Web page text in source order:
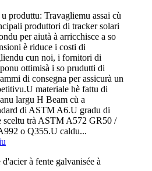
produttu: Travagliemu assai cù
produttori di tracker solari
per aiutà à arricchisce a so
è riduce i costi di
cun noi, i fornitori di
ottimisà i so prudutti di
di consegna per assicurà un
materiale hè fattu di
largu H Beam cù a
di ASTM A6.U gradu di
sceltu trà ASTM A572 GR50 /
o Q355.U caldu...